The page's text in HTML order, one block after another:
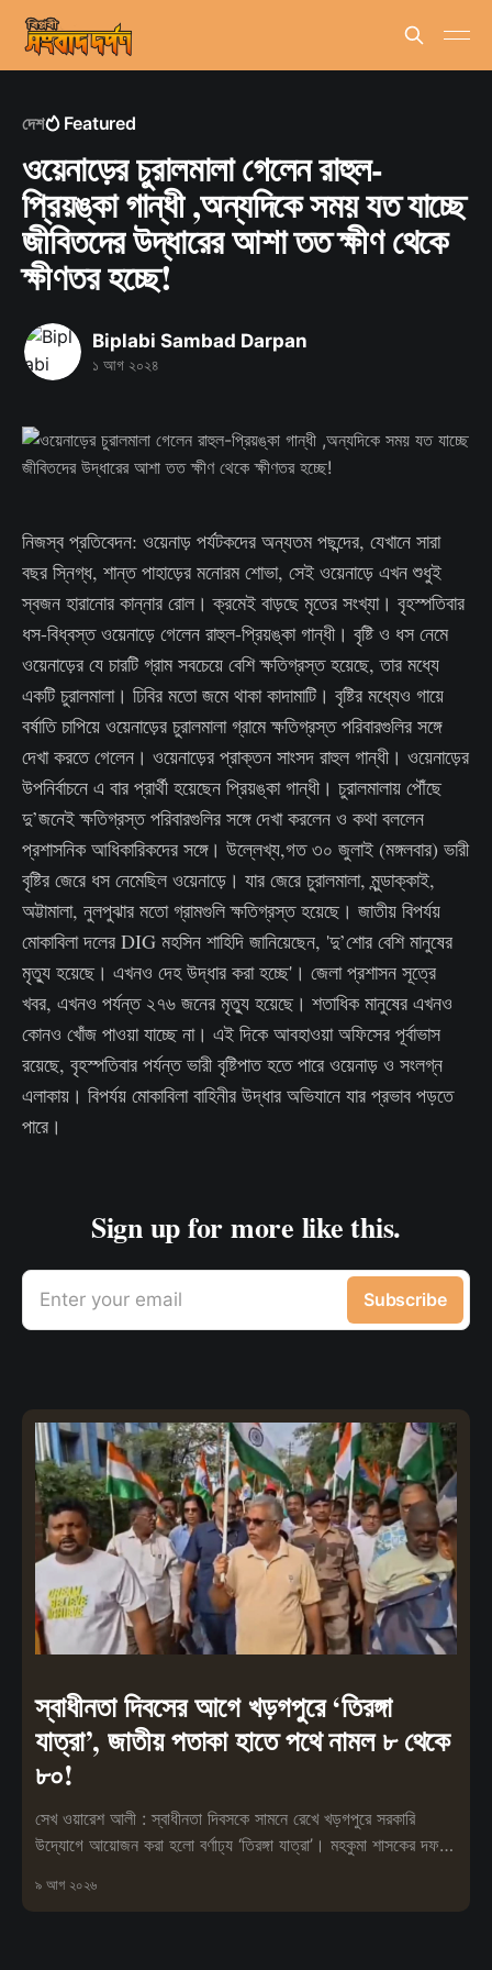
দেশ Featured
ওয়েনাড়ের চুরালমালা গেলেন রাহুল-
প্রিয়ঙ্কা গান্ধী ,অন্যদিকে সময় যত যাচ্ছে
জীবিতদের উদ্ধারের আশা তত ক্ষীণ থেকে
ক্ষীণতর হচ্ছে!
Biplabi Sambad Darpan
১ আগ ২০২৪
নিজস্ব প্রতিবেদন: ওয়েনাড় পর্যটকদের অন্যতম পছন্দের, যেখানে সারা
বছর স্নিগ্ধ, শান্ত পাহাড়ের মনোরম শোভা, সেই ওয়েনাড়ে এখন শুধুই
স্বজন হারানোর কান্নার রোল। ক্রমেই বাড়ছে মৃতের সংখ্যা। বৃহস্পতিবার
ধস-বিধ্বস্ত ওয়েনাড়ে গেলেন রাহুল-প্রিয়ঙ্কা গান্ধী। বৃষ্টি ও ধস নেমে
ওয়েনাড়ের যে চারটি গ্রাম সবচেয়ে বেশি ক্ষতিগ্রস্ত হয়েছে, তার মধ্যে
একটি চুরালমালা। ঢিবির মতো জমে থাকা কাদামাটি। বৃষ্টির মধ্যেও গায়ে
বর্ষাতি চাপিয়ে ওয়েনাড়ের চুরালমালা গ্রামে ক্ষতিগ্রস্ত পরিবারগুলির সঙ্গে
দেখা করতে গেলেন। ওয়েনাড়ের প্রাক্তন সাংসদ রাহুল গান্ধী। ওয়েনাড়ের
উপনির্বাচনে এ বার প্রার্থী হয়েছেন প্রিয়ঙ্কা গান্ধী। চুরালমালায় পৌঁছে
দু’জনেই ক্ষতিগ্রস্ত পরিবারগুলির সঙ্গে দেখা করলেন ও কথা বললেন
প্রশাসনিক আধিকারিকদের সঙ্গে। উল্লেখ্য,গত ৩০ জুলাই (মঙ্গলবার) ভারী
বৃষ্টির জেরে ধস নেমেছিল ওয়েনাড়ে। যার জেরে চুরালমালা, মুন্ডাক্কাই,
অট্টামালা, নুলপুঝার মতো গ্রামগুলি ক্ষতিগ্রস্ত হয়েছে। জাতীয় বিপর্যয়
মোকাবিলা দলের DIG মহসিন শাহিদি জানিয়েছেন, 'দু’শোর বেশি মানুষের
মৃত্যু হয়েছে। এখনও দেহ উদ্ধার করা হচ্ছে'। জেলা প্রশাসন সূত্রে
খবর, এখনও পর্যন্ত ২৭৬ জনের মৃত্যু হয়েছে। শতাধিক মানুষের এখনও
কোনও খোঁজ পাওয়া যাচ্ছে না। এই দিকে আবহাওয়া অফিসের পূর্বাভাস
রয়েছে, বৃহস্পতিবার পর্যন্ত ভারী বৃষ্টিপাত হতে পারে ওয়েনাড় ও সংলগ্ন
এলাকায়। বিপর্যয় মোকাবিলা বাহিনীর উদ্ধার অভিযানে যার প্রভাব পড়তে
পারে।
Sign up for more like this.
Enter your email Subscribe
স্বাধীনতা দিবসের আগে খড়গপুরে ‘তিরঙ্গা
যাত্রা’, জাতীয় পতাকা হাতে পথে নামল ৮ থেকে
৮০!
সেখ ওয়ারেশ আলী : স্বাধীনতা দিবসকে সামনে রেখে খড়গপুরে সরকারি
উদ্যোগে আয়োজন করা হলো বর্ণাঢ্য ‘তিরঙ্গা যাত্রা’। মহকুমা শাসকের দফতর
৯ আগ ২০২৬